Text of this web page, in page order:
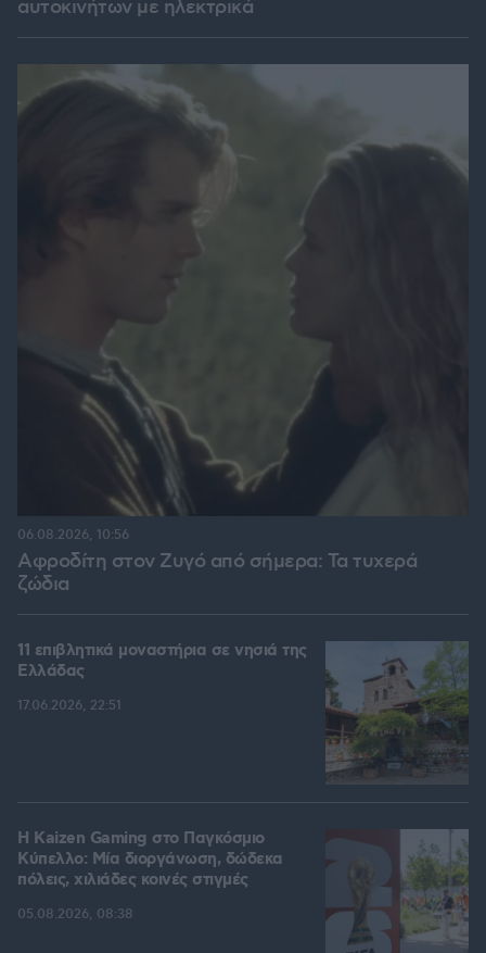
αυτοκινήτων με ηλεκτρικά
Αφροδίτη στον Ζυγό από σήμερα: Τα τυχερά
ζώδια
06.08.2026, 10:56
11 επιβλητικά μοναστήρια σε νησιά της
Ελλάδας
17.06.2026, 22:51
H Kaizen Gaming στο Παγκόσμιο
Kύπελλο: Μία διοργάνωση, δώδεκα
πόλεις, χιλιάδες κοινές στιγμές
05.08.2026, 08:38